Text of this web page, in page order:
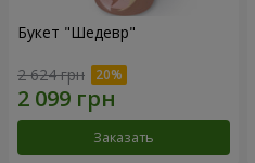
Букет "Шедевр"
2 624 грн
Заказать